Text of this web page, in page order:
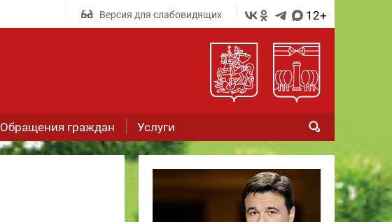
Версия для слабовидящих 12+
Обращения граждан Услуги